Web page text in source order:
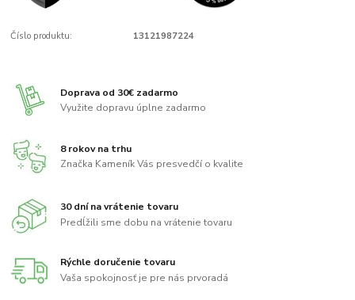
Číslo produktu: 13121987224
Doprava od 30€ zadarmo
Využite dopravu úplne zadarmo
8 rokov na trhu
Značka Kameník Vás presvedčí o kvalite
30 dní na vrátenie tovaru
Predĺžili sme dobu na vrátenie tovaru
Rýchle doručenie tovaru
Vaša spokojnosť je pre nás prvoradá